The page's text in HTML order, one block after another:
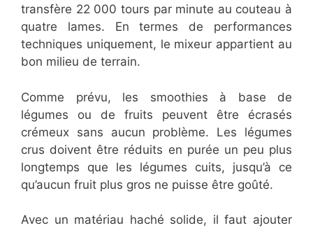
transfère 22 000 tours par minute au couteau à
quatre lames. En termes de performances
techniques uniquement, le mixeur appartient au
bon milieu de terrain.
Comme prévu, les smoothies à base de
légumes ou de fruits peuvent être écrasés
crémeux sans aucun problème. Les légumes
crus doivent être réduits en purée un peu plus
longtemps que les légumes cuits, jusqu’à ce
qu’aucun fruit plus gros ne puisse être goûté.
Avec un matériau haché solide, il faut ajouter